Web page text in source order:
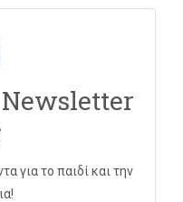
Newsletter
για το παιδί και την